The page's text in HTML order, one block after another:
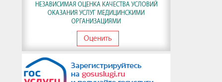
НЕЗАВИСИМАЯ ОЦЕНКА КАЧЕСТВА УСЛОВИЙ
ОКАЗАНИЯ УСЛУГ МЕДИЦИНСКИМИ
ОРГАНИЗАЦИЯМИ
Оценить